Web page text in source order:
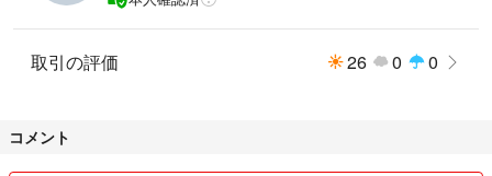
取引の評価 26 0 0
コメント